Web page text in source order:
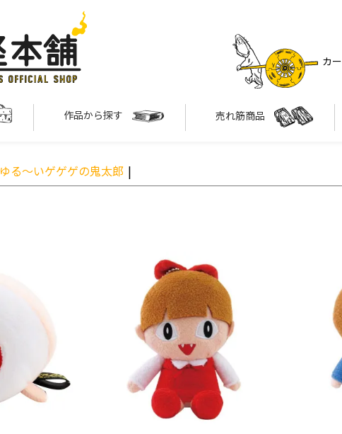
カ
作品から探す 売れ筋商品
ゆる～いゲゲゲの鬼太郎 |